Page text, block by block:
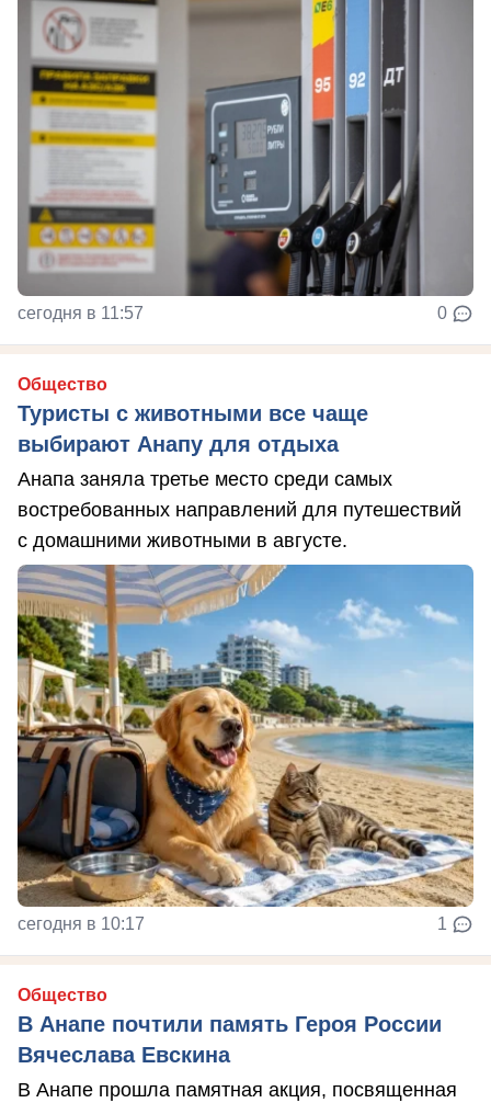
сегодня в 11:57 0
Общество
Туристы с животными все чаще
выбирают Анапу для отдыха
Анапа заняла третье место среди самых
востребованных направлений для путешествий
с домашними животными в августе.
сегодня в 10:17 1
Общество
В Анапе почтили память Героя России
Вячеслава Евскина
В Анапе прошла памятная акция, посвященная